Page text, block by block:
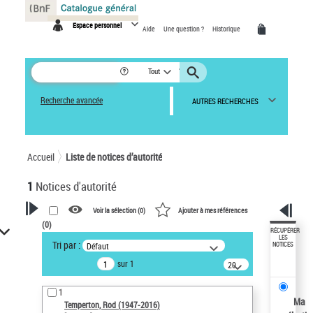
Espace personnel Aide Une question ? Historique
Tout
Recherche avancée AUTRES RECHERCHES
Accueil Liste de notices d’autorité
1 Notices d'autorité
VOTRE RECHERCHE
Recherche avancée dans les
notices d’autorité
Œuvres liées à l'auteur :
Temperton, Rod (1947-2016)
Voir la sélection (0) Ajouter à mes références
(0)
Tri par : Défaut
sur 1
20
résultats/page
1
Temperton, Rod (1947-2016)
RÉCUPÉRER
LES
NOTICES
Ma
Panneau de gestion des cookies